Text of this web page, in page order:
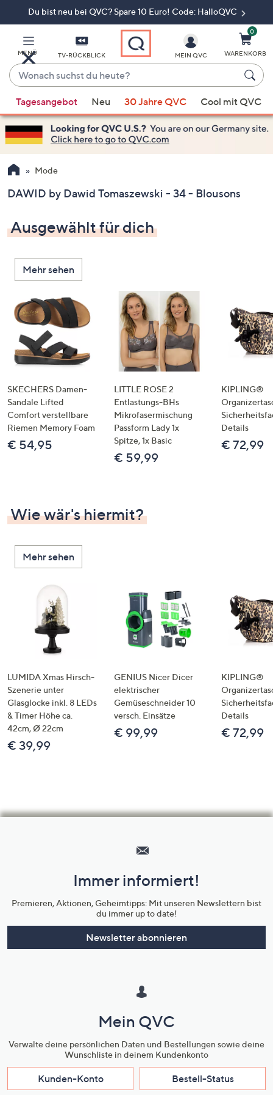
Du bist neu bei QVC? Spare 10 Euro! Code: HalloQVC
MENÜ TV-RÜCKBLICK
Wonach
suchst
du
heute?
Vorschläge
verfügbar
sind,
verwenden
Sie
Pfeiltasten
oben
und
nach
unten
oder
wischen
Sie
Touch-
Geräten
links
bzw.
rechts,
um
diese
MEIN QVC
0
WARENKORB
Tagesangebot Neu 30 Jahre QVC Cool mit QVC
Mode
DAWID by Dawid Tomaszewski - 34 - Blousons
Ausgewählt für dich
Mehr sehen
SKECHERS Damen-
Sandale Lifted
Comfort verstellbare
Riemen Memory Foam
€ 54,95
LITTLE ROSE 2
Entlastungs-BHs
Mikrofasermischung
Passform Lady 1x
Spitze, 1x Basic
€ 59,99
KIPLING®
Details
€ 72,99
Wie wär's hiermit?
Mehr sehen
LUMIDA Xmas Hirsch-
Szenerie unter
Glasglocke inkl. 8 LEDs
& Timer Höhe ca.
42cm, Ø 22cm
€ 39,99
GENIUS Nicer Dicer
elektrischer
Gemüseschneider 10
versch. Einsätze
€ 99,99
KIPLING®
Details
€ 72,99
Unternehmensinformationen
Immer informiert!
Premieren, Aktionen, Geheimtipps: Mit unseren Newslettern bist
du immer up to date!
Newsletter abonnieren
Mein QVC
Verwalte deine persönlichen Daten und Bestellungen sowie deine
Wunschliste in deinem Kundenkonto
Kunden-Konto Bestell-Status